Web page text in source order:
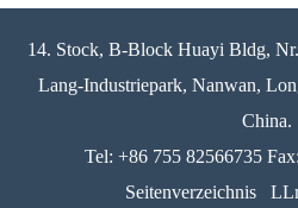
14. Stock, B-Block Huayi Bldg,
Lang-Industriepark, Nanwan,
China.
Tel: +86 755 82566735
Seitenverzeichnis